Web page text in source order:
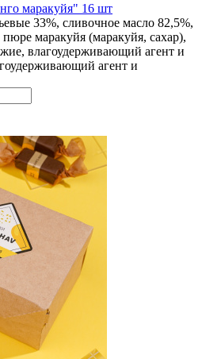
маракуйя" 16 шт
33%, сливочное масло 82,5%,
маракуйя (маракуйя, сахар),
влагоудерживающий агент и
агент и